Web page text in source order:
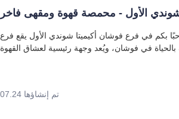
شوندي الأول - محمصة قهوة ومقهى فاخر
فرع فوشان أكيميتا شوندي الأول — محمصة قهوة ومقهى فاخر مرحبًا بكم في فرع فوشان أكيميتا شوندي الأول يقع فرع
في فوشان، ويُعد وجهة رئيسية لعشاق القهوة
تم إنشاؤها 07.24